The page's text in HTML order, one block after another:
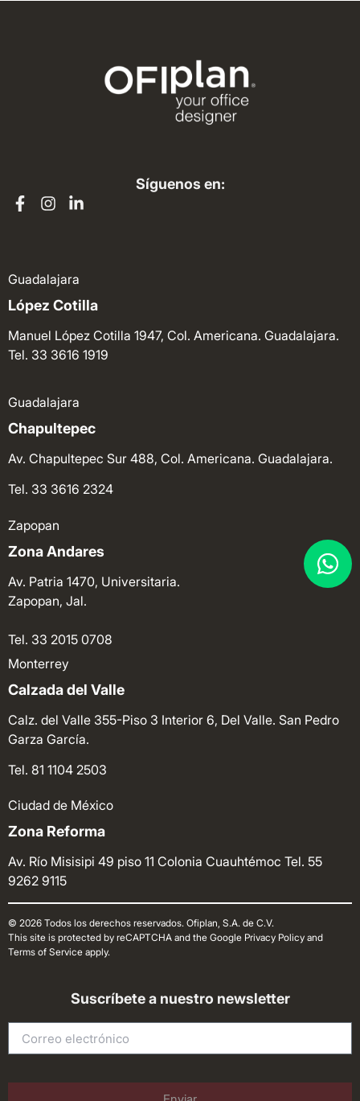
Síguenos en:
Guadalajara
López Cotilla
Manuel López Cotilla 1947, Col. Americana. Guadalajara.
Tel. 33 3616 1919
Guadalajara
Chapultepec
Av. Chapultepec Sur 488, Col. Americana. Guadalajara.
Tel. 33 3616 2324
Zapopan
Zona Andares
Av. Patria 1470, Universitaria.
Zapopan, Jal.
Tel. 33 2015 0708
Monterrey
Calzada del Valle
Calz. del Valle 355-Piso 3 Interior 6, Del Valle. San Pedro
Garza García.
Tel. 81 1104 2503
Ciudad de México
Zona Reforma
Av. Río Misisipi 49 piso 11 Colonia Cuauhtémoc Tel. 55
9262 9115
© 2026 Todos los derechos reservados. Ofiplan, S.A. de C.V.
This site is protected by reCAPTCHA and the Google Privacy Policy and
Terms of Service apply.
Suscríbete a nuestro newsletter